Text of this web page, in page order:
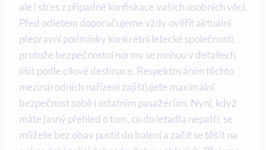
ale i stres z případné konfiskace vašich osobních věcí.
Před odletem doporučujeme vždy ověřit aktuální
přepravní podmínky konkrétní letecké společnosti,
protože bezpečnostní normy se mohou v detailech
lišit podle cílové destinace. Respektováním těchto
mezinárodních nařízení zajišťujete maximální
bezpečnost sobě i ostatním pasažérům. Nyní, když
máte jasný přehled o tom, co do letadla nepatří, se
můžete bez obav pustit do balení a začít se těšit na